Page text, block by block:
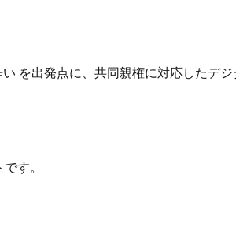
を出発点に、共同親権に対応したデ
す。